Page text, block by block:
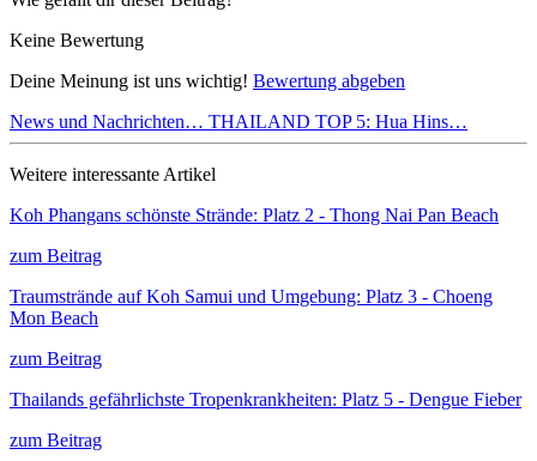
Keine Bewertung
Deine Meinung ist uns wichtig! Bewertung abgeben
News und Nachrichten… THAILAND TOP 5: Hua Hins…
Weitere interessante Artikel
Koh Phangans schönste Strände: Platz 2 - Thong Nai Pan Beach
zum Beitrag
Traumstrände auf Koh Samui und Umgebung: Platz 3 - Choeng
Mon Beach
zum Beitrag
Thailands gefährlichste Tropenkrankheiten: Platz 5 - Dengue Fieber
zum Beitrag